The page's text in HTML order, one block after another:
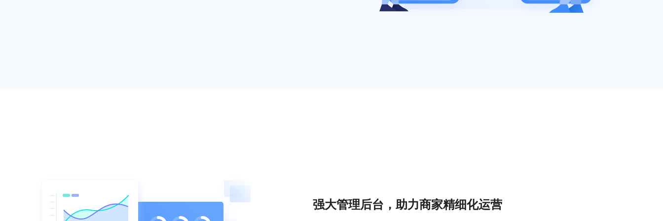
强大管理后台，助力商家精细化运营